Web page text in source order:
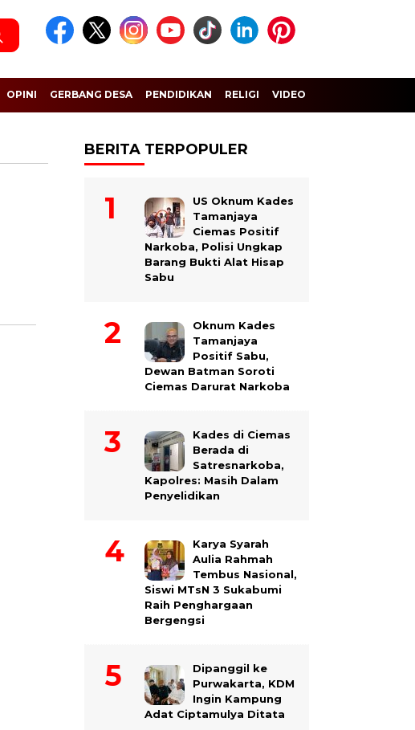
OPINI GERBANG DESA PENDIDIKAN RELIGI VIDEO
BERITA TERPOPULER
US Oknum Kades
Tamanjaya
Ciemas Positif
Narkoba, Polisi Ungkap
Barang Bukti Alat Hisap
Sabu
Oknum Kades
Tamanjaya
Positif Sabu,
Dewan Batman Soroti
Ciemas Darurat Narkoba
Kades di Ciemas
Berada di
Satresnarkoba,
Kapolres: Masih Dalam
Penyelidikan
Karya Syarah
Aulia Rahmah
Tembus Nasional,
Siswi MTsN 3 Sukabumi
Raih Penghargaan
Bergengsi
Dipanggil ke
Purwakarta, KDM
Ingin Kampung
Adat Ciptamulya Ditata